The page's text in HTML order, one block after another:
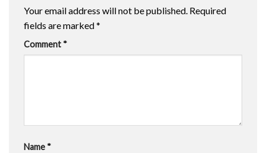
Your email address will not be published. Required
fields are marked*
Comment *
Name *